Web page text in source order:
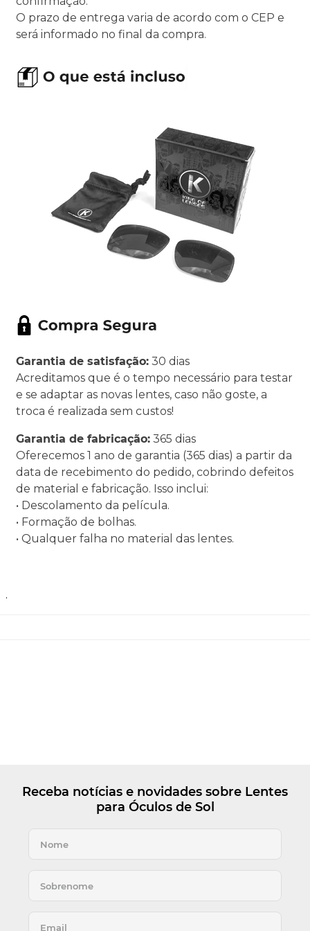
O prazo de entrega varia de acordo com o CEP e
será informado no final da compra.
Garantia de satisfação: 30 dias
Acreditamos que é o tempo necessário para testar
e se adaptar as novas lentes, caso não goste, a
troca é realizada sem custos!
Garantia de fabricação: 365 dias
Oferecemos 1 ano de garantia (365 dias) a partir da
data de recebimento do pedido, cobrindo defeitos
de material e fabricação. Isso inclui:
• Descolamento da película.
• Formação de bolhas.
• Qualquer falha no material das lentes.
.
Receba notícias e novidades sobre Lentes
para Óculos de Sol